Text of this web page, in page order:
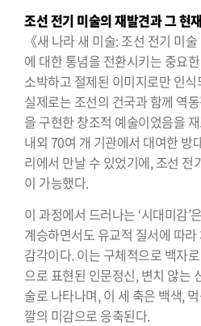
조선 전기 미술의 재발견과 그 현
《새 나라 새 미술: 조선 전기 미
에 대한 통념을 전환시키는 중요
소박하고 절제된 이미지로만 인
실제로는 조선의 건국과 함께 역
을 구현한 창조적 예술이었음을
내외 70여 개 기관에서 대여한 방
리에서 만날 수 있었기에, 조선 전
이 가능했다.
이 과정에서 드러나는 ‘시대미감’
계승하면서도 유교적 질서에 따
감각이다. 이는 구체적으로 백자
으로 표현된 인문정신, 변치 않는
술로 나타나며, 이 세 축은 백색,
깔의 미감으로 응축된다.